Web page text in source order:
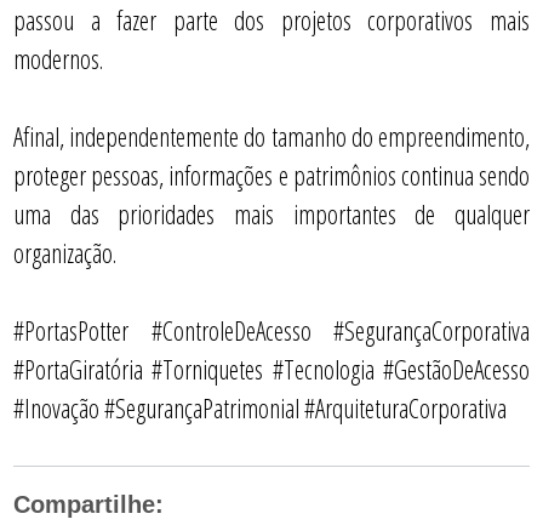
passou a fazer parte dos projetos corporativos mais
modernos.
Afinal, independentemente do tamanho do empreendimento,
proteger pessoas, informações e patrimônios continua sendo
uma das prioridades mais importantes de qualquer
organização.
#PortasPotter #ControleDeAcesso #SegurançaCorporativa
#PortaGiratória #Torniquetes #Tecnologia #GestãoDeAcesso
#Inovação #SegurançaPatrimonial #ArquiteturaCorporativa
Compartilhe: